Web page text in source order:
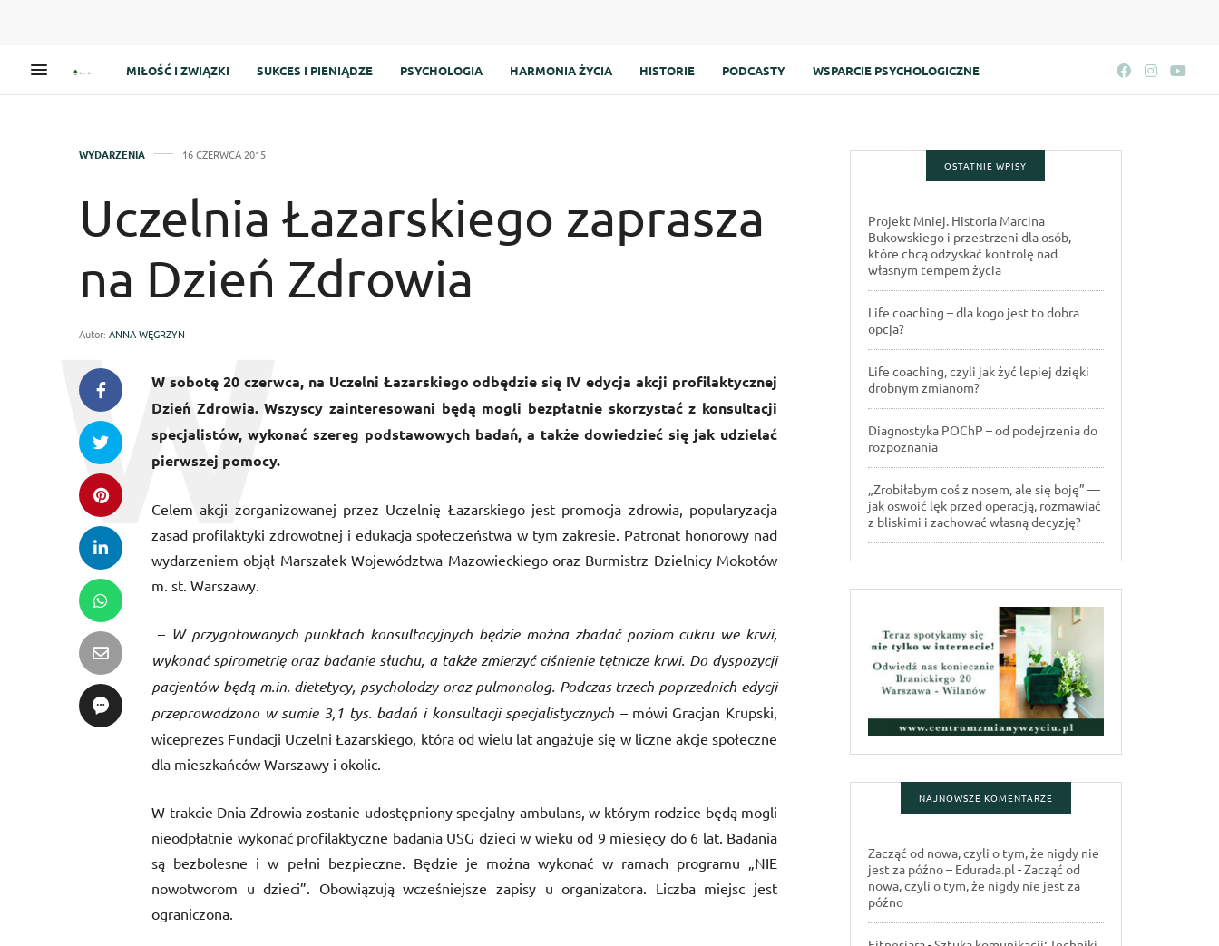
MIŁOŚĆ I ZWIĄZKI SUKCES I PIENIĄDZE PSYCHOLOGIA HARMONIA ŻYCIA HISTORIE PODCASTY WSPARCIE PSYCHOLOGICZNE
WYDARZENIA 16 CZERWCA 2015
Uczelnia Łazarskiego zaprasza
na Dzień Zdrowia
Autor: ANNA WĘGRZYN
W sobotę 20 czerwca, na Uczelni Łazarskiego odbędzie się IV edycja akcji profilaktycznej
Dzień Zdrowia. Wszyscy zainteresowani będą mogli bezpłatnie skorzystać z konsultacji
specjalistów, wykonać szereg podstawowych badań, a także dowiedzieć się jak udzielać
pierwszej pomocy.
Celem akcji zorganizowanej przez Uczelnię Łazarskiego jest promocja zdrowia, popularyzacja
zasad profilaktyki zdrowotnej i edukacja społeczeństwa w tym zakresie. Patronat honorowy nad
wydarzeniem objął Marszałek Województwa Mazowieckiego oraz Burmistrz Dzielnicy Mokotów
m. st. Warszawy.
– W przygotowanych punktach konsultacyjnych będzie można zbadać poziom cukru we krwi,
wykonać spirometrię oraz badanie słuchu, a także zmierzyć ciśnienie tętnicze krwi. Do dyspozycji
pacjentów będą m.in. dietetycy, psycholodzy oraz pulmonolog. Podczas trzech poprzednich edycji
przeprowadzono w sumie 3,1 tys. badań i konsultacji specjalistycznych – mówi Gracjan Krupski,
wiceprezes Fundacji Uczelni Łazarskiego, która od wielu lat angażuje się w liczne akcje społeczne
dla mieszkańców Warszawy i okolic.
W trakcie Dnia Zdrowia zostanie udostępniony specjalny ambulans, w którym rodzice będą mogli
nieodpłatnie wykonać profilaktyczne badania USG dzieci w wieku od 9 miesięcy do 6 lat. Badania
są bezbolesne i w pełni bezpieczne. Będzie je można wykonać w ramach programu „NIE
nowotworom u dzieci”. Obowiązują wcześniejsze zapisy u organizatora. Liczba miejsc jest
ograniczona.
OSTATNIE WPISY
Projekt Mniej. Historia Marcina
Bukowskiego i przestrzeni dla osób,
które chcą odzyskać kontrolę nad
własnym tempem życia
Life coaching – dla kogo jest to dobra
opcja?
Life coaching, czyli jak żyć lepiej dzięki
drobnym zmianom?
Diagnostyka POChP – od podejrzenia do
rozpoznania
„Zrobiłabym coś z nosem, ale się boję” —
jak oswoić lęk przed operacją, rozmawiać
z bliskimi i zachować własną decyzję?
NAJNOWSZE KOMENTARZE
Zacząć od nowa, czyli o tym, że nigdy nie
jest za późno – Edurada.pl -Zacząć od
nowa, czyli o tym, że nigdy nie jest za
późno